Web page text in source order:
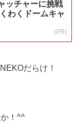
ッチャーに挑戦
わくドームキャ
(PR)
だらけ！
！^^